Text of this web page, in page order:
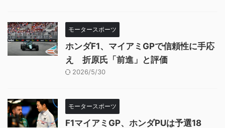
モータースポーツ
ホンダF1、マイアミGPで信頼性に手応
え 折原氏「前進」と評価
2026/5/30
モータースポーツ
F1マイアミGP、ホンダPUは予選18